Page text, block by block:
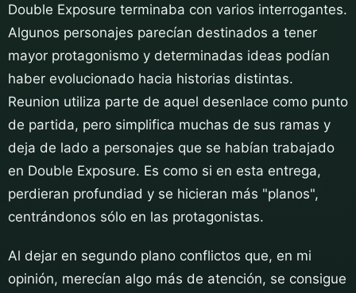
Double Exposure terminaba con varios interrogantes.
Algunos personajes parecían destinados a tener
mayor protagonismo y determinadas ideas podían
haber evolucionado hacia historias distintas.
Reunion utiliza parte de aquel desenlace como punto
de partida, pero simplifica muchas de sus ramas y
deja de lado a personajes que se habían trabajado
en Double Exposure. Es como si en esta entrega,
perdieran profundiad y se hicieran más "planos",
centrándonos sólo en las protagonistas.
Al dejar en segundo plano conflictos que, en mi
opinión, merecían algo más de atención, se consigue